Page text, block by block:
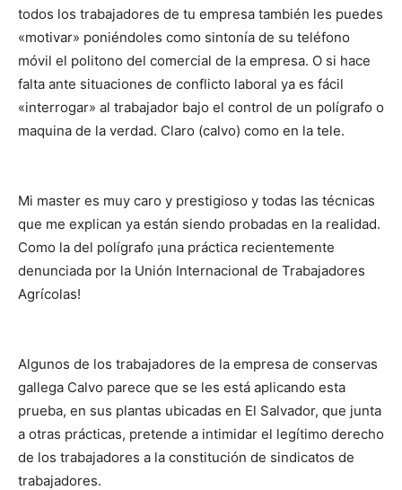
todos los trabajadores de tu empresa también les puedes
«motivar» poniéndoles como sintonía de su teléfono
móvil el politono del comercial de la empresa. O si hace
falta ante situaciones de conflicto laboral ya es fácil
«interrogar» al trabajador bajo el control de un polígrafo o
maquina de la verdad. Claro (calvo) como en la tele.
Mi master es muy caro y prestigioso y todas las técnicas
que me explican ya están siendo probadas en la realidad.
Como la del polígrafo ¡una práctica recientemente
denunciada por la Unión Internacional de Trabajadores
Agrícolas!
Algunos de los trabajadores de la empresa de conservas
gallega Calvo parece que se les está aplicando esta
prueba, en sus plantas ubicadas en El Salvador, que junta
a otras prácticas, pretende a intimidar el legítimo derecho
de los trabajadores a la constitución de sindicatos de
trabajadores.